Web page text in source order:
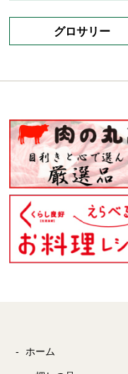
グロサリー
ホーム